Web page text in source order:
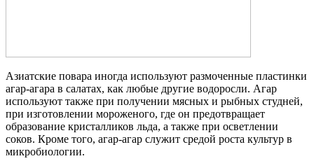
Азиатские повара иногда используют размоченные пластинки
агар-агара в салатах, как любые другие водоросли. Агар
используют также при получении мясных и рыбных студней,
при изготовлении мороженого, где он предотвращает
образование кристалликов льда, а также при осветлении
соков. Кроме того, агар-агар служит средой роста культур в
микробиологии.